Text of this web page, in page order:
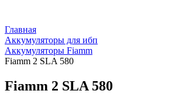
Главная
Аккумуляторы для ибп
Аккумуляторы Fiamm
Fiamm 2 SLA 580
Fiamm 2 SLA 580